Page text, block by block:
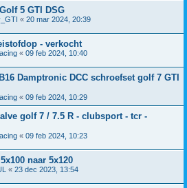
5 GTI DSG
« 20 mar 2024, 20:39
- verkocht
« 09 feb 2024, 10:40
Damptronic DCC schroefset golf 7 GTI
« 09 feb 2024, 10:29
golf 7 / 7.5 R - clubsport - tcr -
« 09 feb 2024, 10:23
naar 5x120
« 23 dec 2023, 13:54